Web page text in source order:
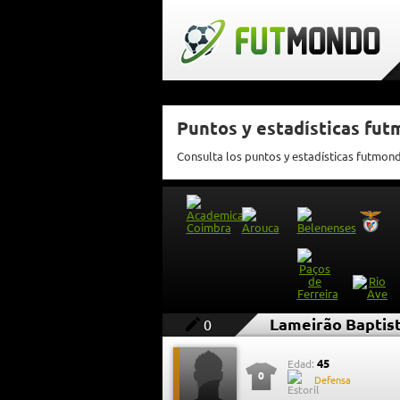
Puntos y estadísticas
Consulta los puntos y estadísticas
0 Lameirão
0
Edad: 45
Defensa